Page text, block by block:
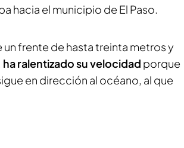
hacia el municipio de El Paso.
un frente de hasta treinta metros y
ha ralentizado su velocidad porque
en dirección al océano, al que